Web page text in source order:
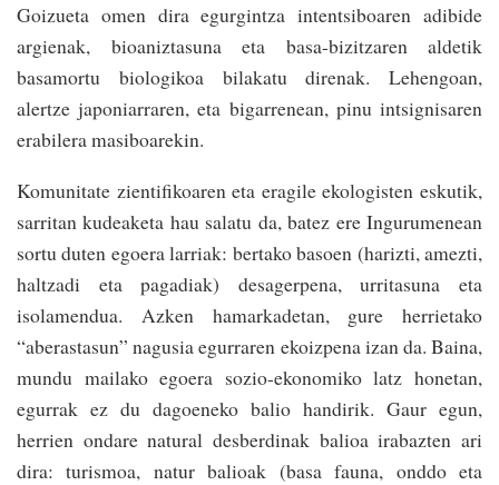
Goizueta omen dira egurgintza intentsiboaren adibide
argienak, bioaniztasuna eta basa-bizitzaren aldetik
basamortu biologikoa bilakatu direnak. Lehengoan,
alertze japoniarraren, eta bigarrenean, pinu intsignisaren
erabilera masiboarekin.
Komunitate zientifikoaren eta eragile ekologisten eskutik,
sarritan kudeaketa hau salatu da, batez ere Ingurumenean
sortu duten egoera larriak: bertako basoen (harizti, amezti,
haltzadi eta pagadiak) desagerpena, urritasuna eta
isolamendua. Azken hamarkadetan, gure herrietako
“aberastasun” nagusia egurraren ekoizpena izan da. Baina,
mundu mailako egoera sozio-ekonomiko latz honetan,
egurrak ez du dagoeneko balio handirik. Gaur egun,
herrien ondare natural desberdinak balioa irabazten ari
dira: turismoa, natur balioak (basa fauna, onddo eta